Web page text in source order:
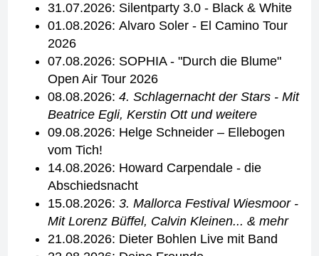
31.07.2026: Silentparty 3.0 - Black & White
01.08.2026: Alvaro Soler - El Camino Tour
2026
07.08.2026: SOPHIA - "Durch die Blume"
Open Air Tour 2026
08.08.2026:4. Schlagernacht der Stars - Mit
Beatrice Egli, Kerstin Ott und weitere
09.08.2026: Helge Schneider – Ellebogen
vom Tich!
14.08.2026: Howard Carpendale - die
Abschiedsnacht
15.08.2026:3. Mallorca Festival Wiesmoor -
Mit Lorenz Büffel, Calvin Kleinen... & mehr
21.08.2026: Dieter Bohlen Live mit Band